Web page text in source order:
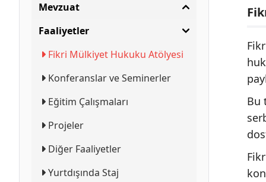
Mevzuat
Faaliyetler
Fikri Mülkiyet Hukuku Atölyesi
Konferanslar ve Seminerler
Eğitim Çalışmaları
Projeler
Diğer Faaliyetler
Yurtdışında Staj
Bu